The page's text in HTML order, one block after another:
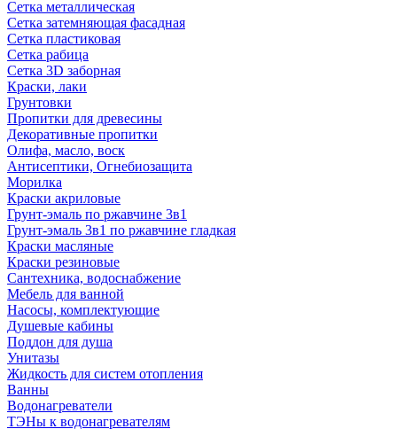
Сетка металлическая
Сетка затемняющая фасадная
Сетка пластиковая
Сетка рабица
Сетка 3D заборная
Краски, лаки
Грунтовки
Пропитки для древесины
Декоративные пропитки
Олифа, масло, воск
Антисептики, Огнебиозащита
Морилка
Краски акриловые
Грунт-эмаль по ржавчине 3в1
Грунт-эмаль 3в1 по ржавчине гладкая
Краски масляные
Краски резиновые
Сантехника, водоснабжение
Мебель для ванной
Насосы, комплектующие
Душевые кабины
Поддон для душа
Унитазы
Жидкость для систем отопления
Ванны
Водонагреватели
ТЭНы к водонагревателям